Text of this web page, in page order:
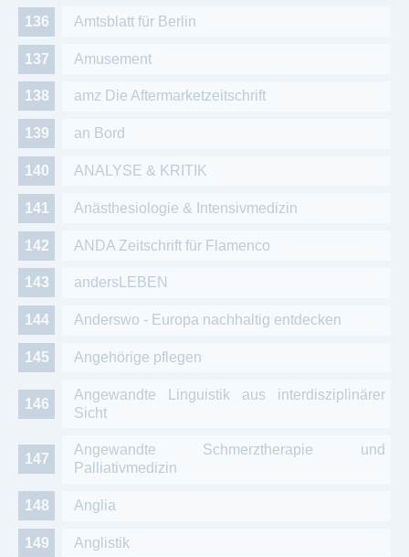
Amtsblatt für Berlin
Amusement
amz Die Aftermarketzeitschrift
an Bord
ANALYSE & KRITIK
Anästhesiologie & Intensivmedizin
ANDA Zeitschrift für Flamenco
andersLEBEN
Anderswo - Europa nachhaltig entdecken
Angehörige pflegen
Angewandte Linguistik aus interdisziplinärer
Sicht
Angewandte Schmerztherapie und
Palliativmedizin
Anglia
Anglistik